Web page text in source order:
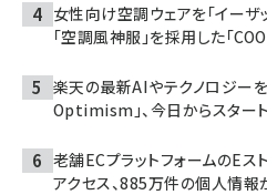
女性向け空調ウェアを「イーザ
「空調風神服」を採用した「
楽天の最新AIやテクノロジー
Optimism」、今日からスター
老舗ECプラットフォームのEス
アクセス、885万件の個人情